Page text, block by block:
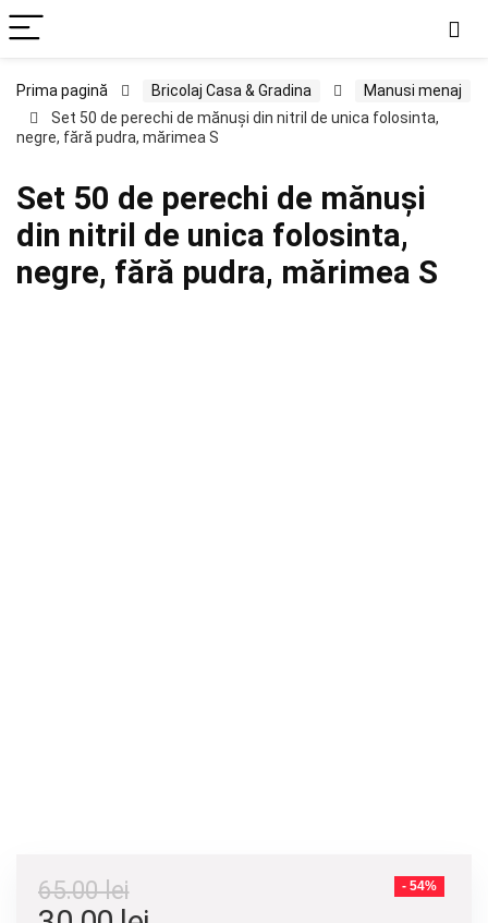
Prima pagină Bricolaj Casa & Gradina
Manusi menaj
Set 50 de perechi de mănuși din nitril de unica folosinta,
negre, fără pudra, mărimea S
Set 50 de perechi de mănuși
din nitril de unica folosinta,
negre, fără pudra, mărimea S
- 54%
65.00lei